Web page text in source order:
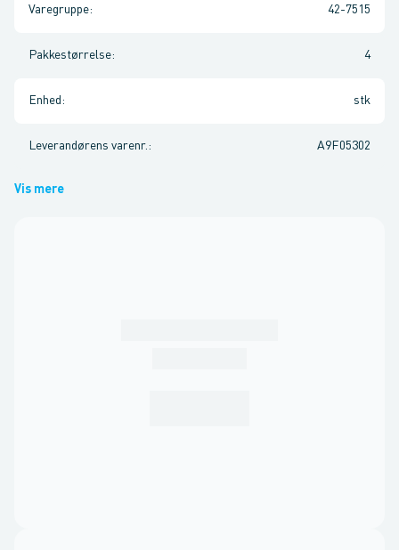
Varegruppe: 42-7515
Pakkestørrelse: 4
Enhed : stk
Leverandørens varenr. : A9F05302
Vis mere